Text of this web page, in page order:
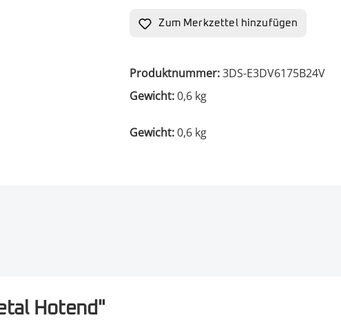
Zum Merkzettel hinzufügen
Produktnummer:3DS-E3DV6175B24V
Gewicht:0,6 kg
Gewicht:0,6 kg
Hotend"